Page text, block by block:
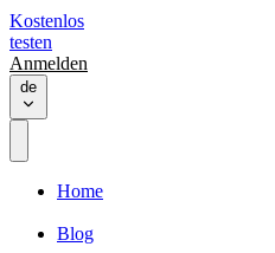
Kostenlos
testen
Anmelden
de
Home
Blog